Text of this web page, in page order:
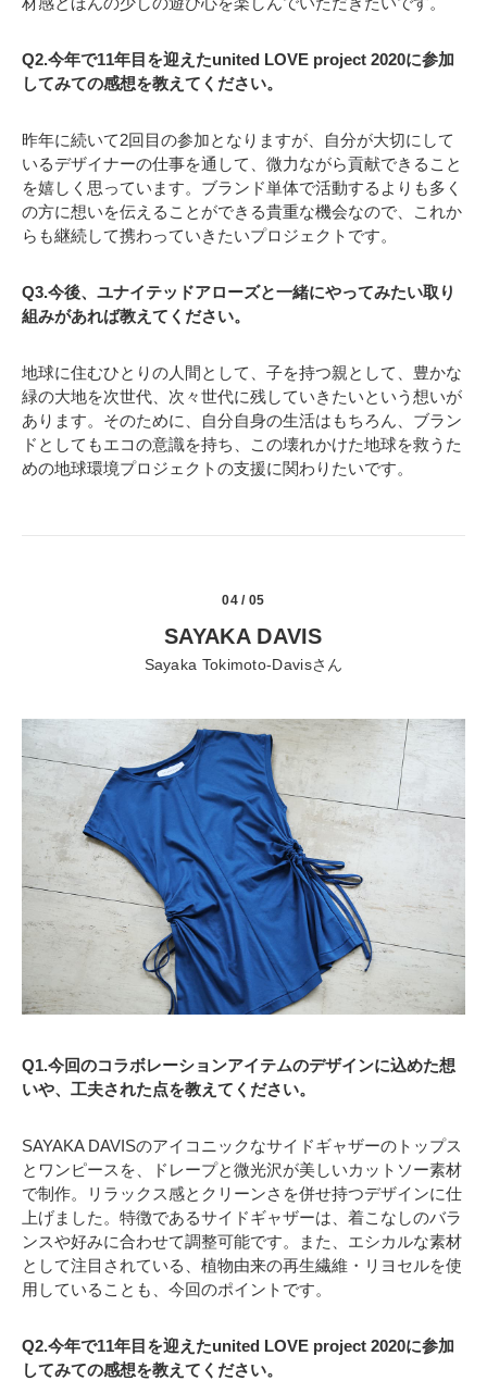
Q2.今年で11年目を迎えたunited LOVE project 2020に参加
してみての感想を教えてください。
昨年に続いて2回目の参加となりますが、自分が大切にして
いるデザイナーの仕事を通して、微力ながら貢献できること
を嬉しく思っています。ブランド単体で活動するよりも多く
の方に想いを伝えることができる貴重な機会なので、これか
らも継続して携わっていきたいプロジェクトです。
Q3.今後、ユナイテッドアローズと一緒にやってみたい取り
組みがあれば教えてください。
地球に住むひとりの人間として、子を持つ親として、豊かな
緑の大地を次世代、次々世代に残していきたいという想いが
あります。そのために、自分自身の生活はもちろん、ブラン
ドとしてもエコの意識を持ち、この壊れかけた地球を救うた
めの地球環境プロジェクトの支援に関わりたいです。
04 / 05
SAYAKA DAVIS
Sayaka Tokimoto-Davisさん
Q1.今回のコラボレーションアイテムのデザインに込めた想
いや、工夫された点を教えてください。
SAYAKA DAVISのアイコニックなサイドギャザーのトップス
とワンピースを、ドレープと微光沢が美しいカットソー素材
で制作。リラックス感とクリーンさを併せ持つデザインに仕
上げました。特徴であるサイドギャザーは、着こなしのバラ
ンスや好みに合わせて調整可能です。また、エシカルな素材
として注目されている、植物由来の再生繊維・リヨセルを使
用していることも、今回のポイントです。
Q2.今年で11年目を迎えたunited LOVE project 2020に参加
してみての感想を教えてください。